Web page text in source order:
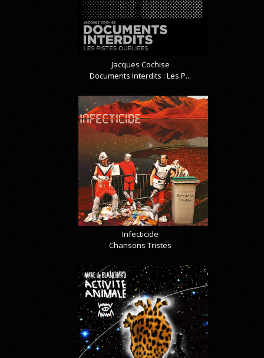
Jacques Cochise
Documents Interdits : Les P...
Infecticide
Chansons Tristes